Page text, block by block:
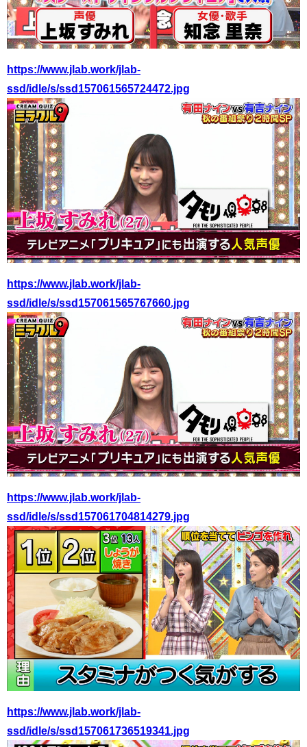
https://www.jlab.work/jlab-
ssd/idle/s/ssd157061565724472.jpg
https://www.jlab.work/jlab-
ssd/idle/s/ssd157061565767660.jpg
https://www.jlab.work/jlab-
ssd/idle/s/ssd157061704814279.jpg
https://www.jlab.work/jlab-
ssd/idle/s/ssd157061736519341.jpg